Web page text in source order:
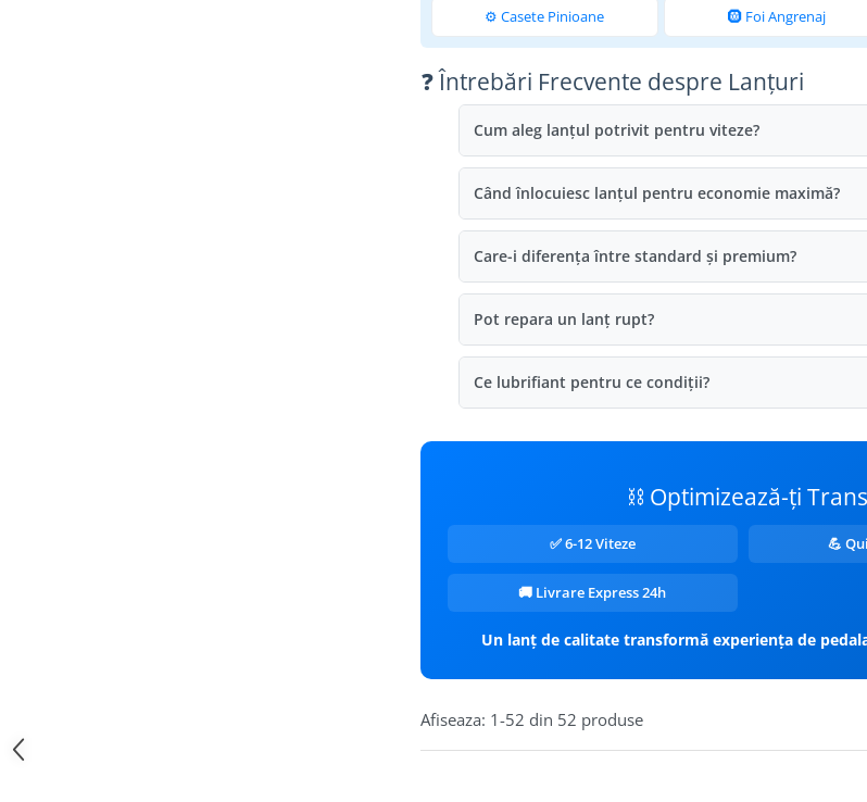
⚙️ Casete Pinioane 🛞 Foi Angrenaj
❓ Întrebări Frecvente despre Lanțuri
Cum aleg lanțul potrivit pentru viteze?
Când înlocuiesc lanțul pentru economie maximă?
Care-i diferența între standard și premium?
Pot repara un lanț rupt?
Ce lubrifiant pentru ce condiții?
⛓️ Optimizează-ți
✅ 6-12 Viteze 💪
🚚 Livrare Express 24h
Un lanț de calitate transformă experiența de
Afiseaza: 1-52 din 52 produse